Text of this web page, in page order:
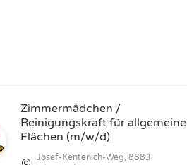
Zimmermädchen /
Reinigungskraft für allgemeine
Flächen (m/w/d)
Josef-Kentenich-Weg, 8883